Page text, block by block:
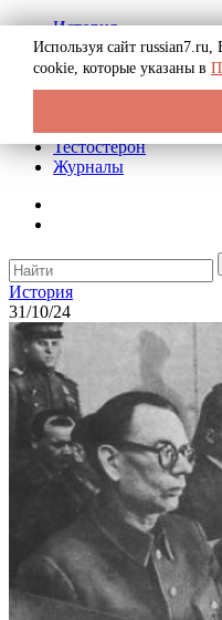
История
Биография
Криминал
Реклама на сайте
Тестостерон
Журналы
История
31/10/24
Используя сайт russian7.ru,
cookie, которые указаны в